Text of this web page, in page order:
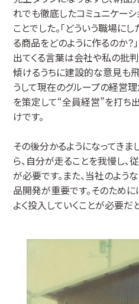
れでも徹底したコミュニケー
ことでした。「どういう職場に
る商品をどのように作るのか？
出てくる言葉は会社や私の批
傾けるうちに建設的な意見も
うして現在のグループの経営
を策定して“全員経営”を打ち
けです。
その後分かるようになってきま
ら、自分が走ることを我慢し
が必要です。また、当社のよ
品開発が重要です。そのために
よく投入していくことが必要だ